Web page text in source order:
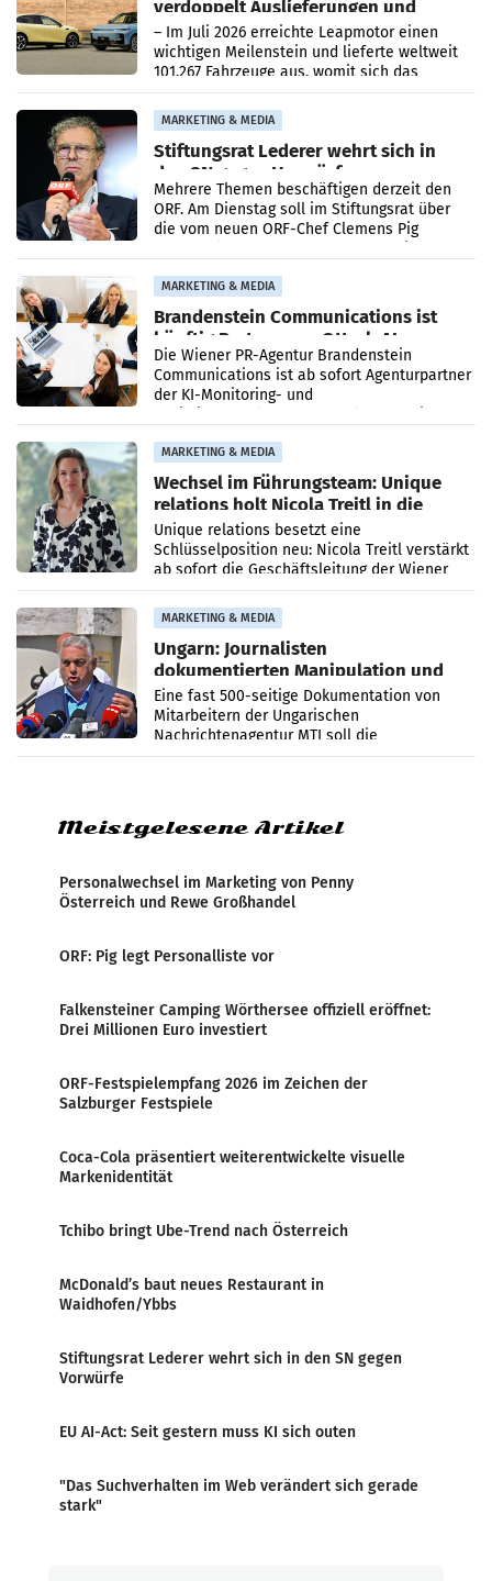
verdoppelt Auslieferungen und
überschreitet die 100.000er-Marke
– Im Juli 2026 erreichte Leapmotor einen
wichtigen Meilenstein und lieferte weltweit
101.267 Fahrzeuge aus, womit sich das
Ergebnis gegenüber Juli 2025 mehr als
verdoppelte (+102
MARKETING & MEDIA
Stiftungsrat Lederer wehrt sich in
den SN gegen Vorwürfe
Mehrere Themen beschäftigen derzeit den
ORF. Am Dienstag soll im Stiftungsrat über
die vom neuen ORF-Chef Clemens Pig
MARKETING & MEDIA
Brandenstein Communications ist
künftig Partner von OtterlyAI
Die Wiener PR-Agentur Brandenstein
Communications ist ab sofort Agenturpartner
der KI-Monitoring- und
MARKETING & MEDIA
Wechsel im Führungsteam: Unique
relations holt Nicola Treitl in die
Geschäftsleitung
Unique relations besetzt eine
Schlüsselposition neu: Nicola Treitl verstärkt
ab sofort die Geschäftsleitung der Wiener
PR-Agentur an der Seite von Josef Kalina und
Anna Kalina-Mahr.
MARKETING & MEDIA
Ungarn: Journalisten
dokumentierten Manipulation und
Zensur
Eine fast 500-seitige Dokumentation von
Mitarbeitern der Ungarischen
Nachrichtenagentur MTI soll die
systematische Nachrichten-Manipulation und
Meistgelesene Artikel
Personalwechsel im Marketing von Penny
Österreich und Rewe Großhandel
ORF: Pig legt Personalliste vor
Falkensteiner Camping Wörthersee offiziell eröffnet:
Drei Millionen Euro investiert
ORF-Festspielempfang 2026 im Zeichen der
Salzburger Festspiele
Coca-Cola präsentiert weiterentwickelte visuelle
Markenidentität
Tchibo bringt Ube-Trend nach Österreich
McDonald’s baut neues Restaurant in
Waidhofen/Ybbs
Stiftungsrat Lederer wehrt sich in den SN gegen
Vorwürfe
EU AI-Act: Seit gestern muss KI sich outen
"Das Suchverhalten im Web verändert sich gerade
stark"